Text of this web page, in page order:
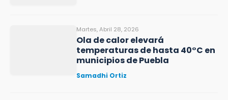
Martes, Abril 28, 2026
Ola de calor elevará
temperaturas de hasta 40°C en
municipios de Puebla
Samadhi Ortiz